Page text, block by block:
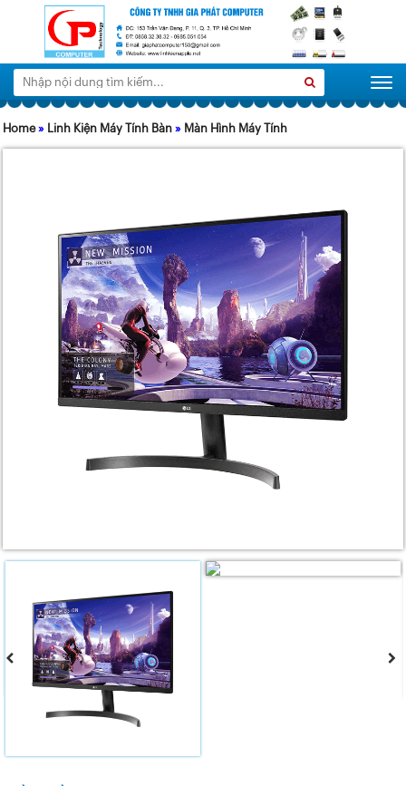
Tìm
kiếm:
Home» Linh Kiện Máy Tính Bàn » Màn Hình Máy Tính